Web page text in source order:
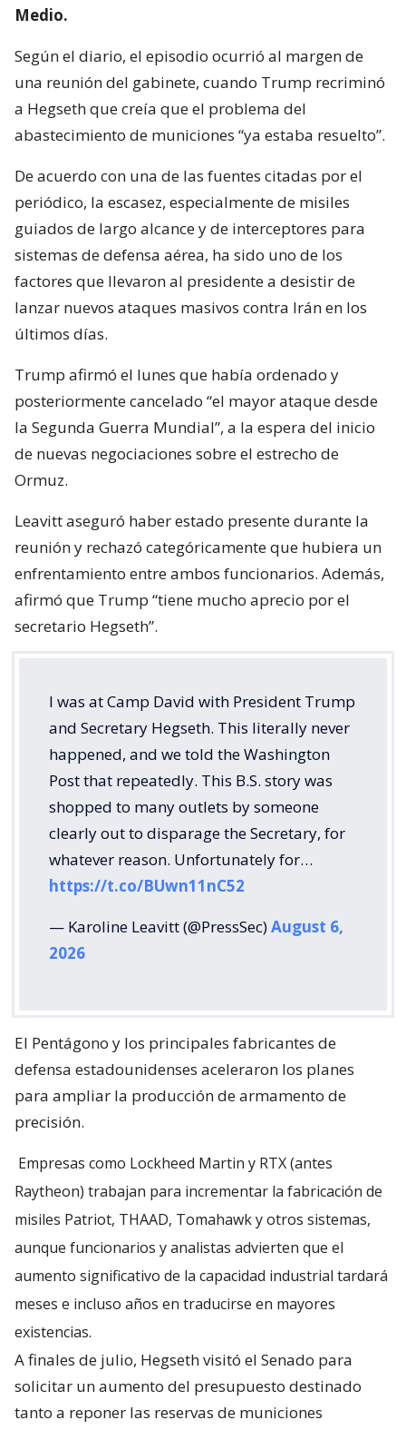
Medio.
Según el diario, el episodio ocurrió al margen de
una reunión del gabinete, cuando Trump recriminó
a Hegseth que creía que el problema del
abastecimiento de municiones “ya estaba resuelto”.
De acuerdo con una de las fuentes citadas por el
periódico, la escasez, especialmente de misiles
guiados de largo alcance y de interceptores para
sistemas de defensa aérea, ha sido uno de los
factores que llevaron al presidente a desistir de
lanzar nuevos ataques masivos contra Irán en los
últimos días.
Trump afirmó el lunes que había ordenado y
posteriormente cancelado “el mayor ataque desde
la Segunda Guerra Mundial”, a la espera del inicio
de nuevas negociaciones sobre el estrecho de
Ormuz.
Leavitt aseguró haber estado presente durante la
reunión y rechazó categóricamente que hubiera un
enfrentamiento entre ambos funcionarios. Además,
afirmó que Trump “tiene mucho aprecio por el
secretario Hegseth”.
I was at Camp David with President Trump
and Secretary Hegseth. This literally never
happened, and we told the Washington
Post that repeatedly. This B.S. story was
shopped to many outlets by someone
clearly out to disparage the Secretary, for
whatever reason. Unfortunately for…
https://t.co/BUwn11nC52
— Karoline Leavitt (@PressSec)August 6,
2026
El Pentágono y los principales fabricantes de
defensa estadounidenses aceleraron los planes
para ampliar la producción de armamento de
precisión.
Empresas como Lockheed Martin y RTX (antes
Raytheon) trabajan para incrementar la fabricación de
misiles Patriot, THAAD, Tomahawk y otros sistemas,
aunque funcionarios y analistas advierten que el
aumento significativo de la capacidad industrial tardará
meses e incluso años en traducirse en mayores
existencias.
A finales de julio, Hegseth visitó el Senado para
solicitar un aumento del presupuesto destinado
tanto a reponer las reservas de municiones